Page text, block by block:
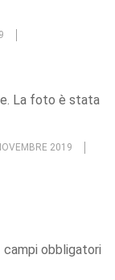
La foto è stata
2019
I campi obbligatori